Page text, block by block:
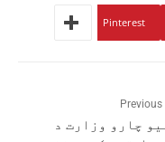
Pinterest
چارو وزارت د